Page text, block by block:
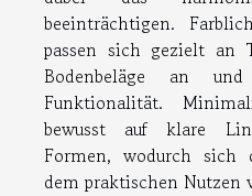
beeinträchtigen.
passen sich gezielt an
Bodenbeläge an
Funktionalität.
bewusst auf klare
Formen, wodurch
dem praktischen Nutzen